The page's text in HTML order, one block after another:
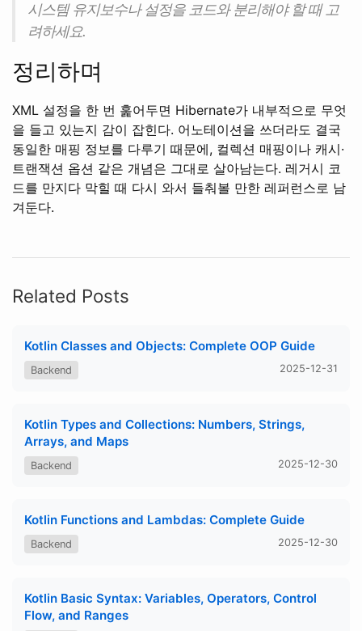
시스템 유지보수나 설정을 코드와 분리해야 할 때 고
려하세요.
정리하며
XML 설정을 한 번 훑어두면 Hibernate가 내부적으로 무엇
을 들고 있는지 감이 잡힌다. 어노테이션을 쓰더라도 결국
동일한 매핑 정보를 다루기 때문에, 컬렉션 매핑이나 캐시·
트랜잭션 옵션 같은 개념은 그대로 살아남는다. 레거시 코
드를 만지다 막힐 때 다시 와서 들춰볼 만한 레퍼런스로 남
겨둔다.
Related Posts
Kotlin Classes and Objects: Complete OOP Guide
Backend 2025-12-31
Kotlin Types and Collections: Numbers, Strings,
Arrays, and Maps
Backend 2025-12-30
Kotlin Functions and Lambdas: Complete Guide
Backend 2025-12-30
Kotlin Basic Syntax: Variables, Operators, Control
Flow, and Ranges